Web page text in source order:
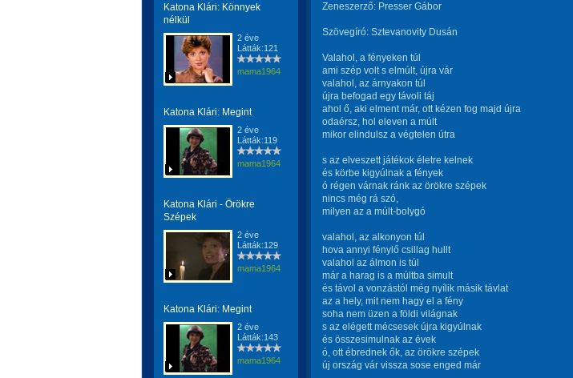
Katona Klári: Könnyek
nélkül
2 éve
Látták:121
mama1964
Katona Klári: Megint
2 éve
Látták:119
mama1964
Katona Klári - Örökre
Szépek
2 éve
Látták:129
mama1964
Katona Klári: Megint
2 éve
Látták:143
mama1964
Zeneszerző: Presser Gábor
Szövegíró: Sztevanovity Dusán
Valahol, a fényeken túl
ami szép volt s elmúlt, újra vár
valahol, az árnyakon túl
újra befogad egy távoli táj
ahol ő, aki elment már, ott kézen fog majd újra
odaérsz, hol eleven a múlt
mikor elindulsz a végtelen útra
s az elveszett játékok életre kelnek
és körbe kigyúlnak a fények
ó régen várnak ránk az örökre szépek
nincs még rá szó,
milyen az a múlt-bolygó
valahol, az alkonyon túl
hova annyi fénylő csillag hullt
valahol az álmon is túl
már a harag is a múltba simult
és távol a vonzástól még nyílik másik távlat
az a hely, mit nem hagy el a fény
soha nem üzen a földi világnak
s az elégett mécsesek újra kigyúlnak
és összesimulnak az évek
ó, ott ébrednek ők, az örökre szépek
új ország vár vissza sose enged már